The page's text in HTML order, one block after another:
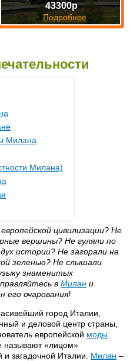
Милана
Милана)
цивилизации? Не
вершины? Не гуляли по
истории? Не загорали на
зеленью? Не слышали
знаменитых
в Милан и
его очарования!
город Италии,
и деловой центр страны,
европейской моды
называют «лицом»
и загадочной Италии. Милан –
43300р
Подробнее